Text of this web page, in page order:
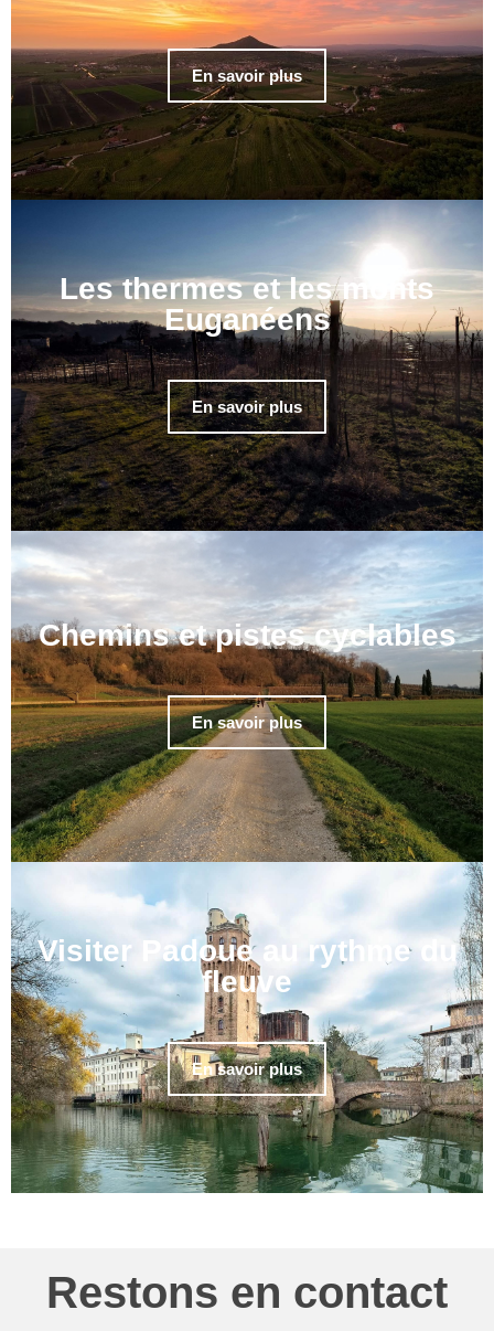
En savoir plus
Les thermes et les monts
Euganéens
En savoir plus
Chemins et pistes cyclables
En savoir plus
Visiter Padoue au rythme du
fleuve
En savoir plus
Restons en contact